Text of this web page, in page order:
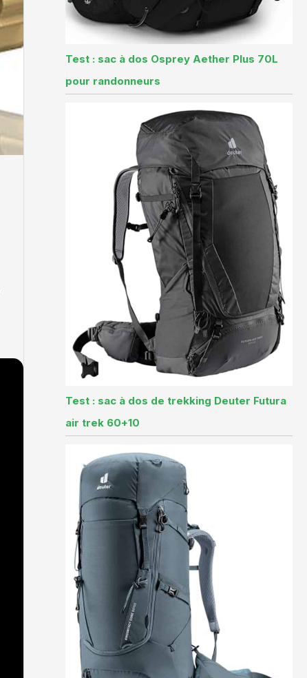
Test : sac à dos Osprey Aether Plus 70L
pour randonneurs
Test : sac à dos de trekking Deuter Futura
air trek 60+10